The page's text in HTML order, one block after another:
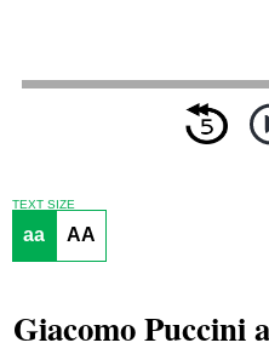
TEXT SIZE
aa AA
Giacomo Puccini